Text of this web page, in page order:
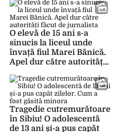
întrebare după tragedia
care a șocat comunitatea
din Argeș
O elevă de 15 ani s-a
sinucis la liceul unde
învață fiul Marei Bănică.
Apel dur către autorități
Tragedie cutremurătoare
în Sibiu! O adolescentă
de 13 ani și-a pus capăt